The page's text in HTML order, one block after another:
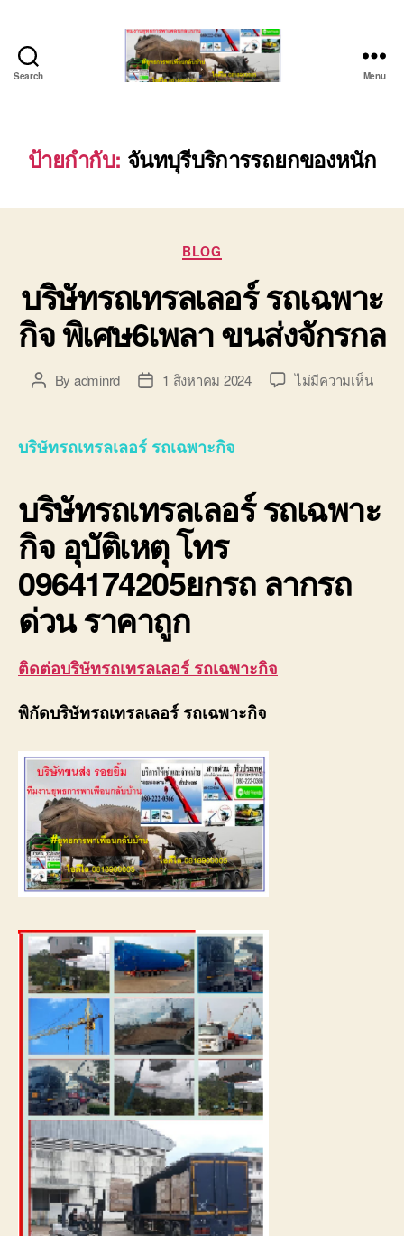
Search
ยก
ของ
ติดต่อ
0640711613,
Menu
ป้ายกำกับ: จันทบุรีบริการรถยกของหนัก
Categories
BLOG
บริษัทรถเทรลเลอร์ รถเฉพาะ
กิจ พิเศษ6เพลา ขนส่งจักรกล
PostBy adminrd
Post1 สิงหาคม 2024 ไม่มีความเห็นบน
เฉพา
บริษัทรถเทรลเลอร์ รถเฉพาะกิจ
บริษัทรถเทรลเลอร์ รถเฉพาะ
กิจ อุบัติเหตุ โทร
0964174205ยกรถ ลากรถ
ด่วน ราคาถูก
ติดต่อบริษัทรถเทรลเลอร์ รถเฉพาะกิจ
พิกัดบริษัทรถเทรลเลอร์ รถเฉพาะกิจ